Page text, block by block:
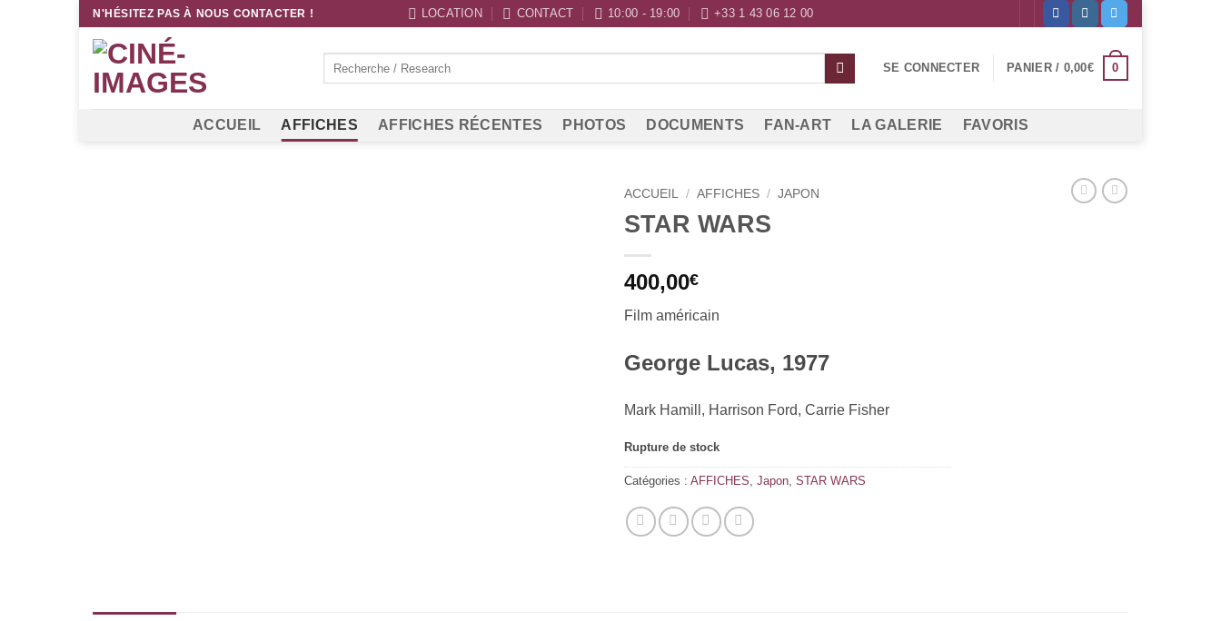
Passer
contenu
N'HÉSITEZ PAS À NOUS CONTACTER ! LOCATION CONTACT 10:00 - 19:00 +33 1 43 06 12 00
SE CONNECTER PANIER / 0,00€ 0
ACCUEIL AFFICHES AFFICHES RÉCENTES PHOTOS DOCUMENTS FAN-ART LA GALERIE FAVORIS
ACCUEIL / AFFICHES / JAPON
STAR WARS
400,00€
Film américain
George Lucas, 1977
Mark Hamill, Harrison Ford, Carrie Fisher
Rupture de stock
Catégories : AFFICHES Japon STAR WARS